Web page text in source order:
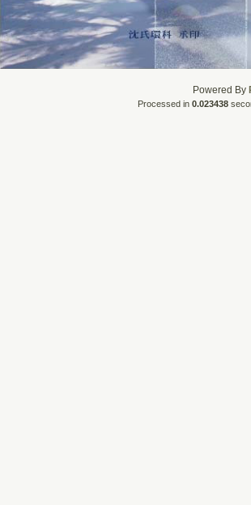
Powered By
Processed in 0.023438